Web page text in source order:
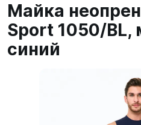
Дайвинг
Снорклинг /
Майка неопрен
Sport 1050/
синий